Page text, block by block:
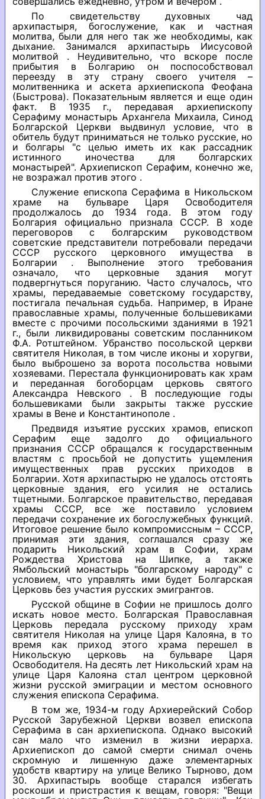
По свидетельству духовных чад
архипастыря, богослужение, как и частная
молитва, были для него так же необходимы, как
дыхание. Занимался архипастырь Иисусовой
молитвой . Неудивительно, что вскоре после
прибытия в Болгарию он поспособствовал
переезду в эту страну своего учителя –
молитвенника и аскета архиепископа Феофана
(Быстрова). Показательным является и еще один
факт. В 1935 г., передавая архиепископу
Серафиму монастырь Архангела Михаила, Синод
Болгарской Церкви выдвинул условие, что в
обитель будут приниматься не только русские, но
и болгары "с целью иметь их как рассадник
истинного иночества для болгарских
монастырей". Архиепископ Серафим, конечно же,
не возражал против этого .
Служение епископа Серафима в Никольском
храме на бульваре Царя Освободителя
продолжалось до 1934 года. В этом году
Болгария официально признала СССР. В ходе
переговоров с болгарским руководством
советские представители потребовали передачи
СССР русского церковного имущества в
Болгарии . Выполнение этого требования
означало, что церковные здания могут
подвергнуться поруганию. Часто случалось, что
храмы, передаваемые советскому государству,
постигала печальная судьба. Например, в Иране
православные храмы, полученные большевиками
вместе с прочими посольскими зданиями в 1921
г., были ликвидированы советским посланником
Ф.А. Ротштейном. Убранство посольской церкви
святителя Николая, в том числе иконы и хоругви,
было выброшено за ворота посольства новыми
хозяевами. Перестала функционировать как храм
и переданная богоборцам церковь святого
Александра Невского . В последующие годы
большевиками были закрыты также русские
храмы в Вене и Константинополе .
Предвидя изъятие русских храмов, епископ
Серафим еще задолго до официального
признания СССР обращался к государственным
властям с просьбой не допустить ущемления
имущественных прав русских приходов в
Болгарии. Хотя архипастырю не удалось отстоять
церковные здания, его усилия не остались
тщетными. Болгарское правительство, передавая
храмы СССР, все же поставило условием
передачи сохранение их богослужебных функций.
Итоговое решение было компромиссным – СССР,
принимая эти здания, соглашался сразу же
подарить Никольский храм в Софии, храм
Рождества Христова на Шипке, а также
Ямбольский монастырь "болгарскому народу" с
условием, что управлять ими будет Болгарская
Церковь без участия русских эмигрантов.
Русской общине в Софии не пришлось долго
искать новое место. Болгарская Православная
Церковь передала русскому приходу храм
святителя Николая на улице Царя Калояна, в то
время как приход этого храма перешел в
Никольскую церковь на бульваре Царя
Освободителя. На десять лет Никольский храм на
улице Царя Калояна стал центром церковной
жизни русской эмиграции и местом основного
служения епископа Серафима.
В том же, 1934-м году Архиерейский Собор
Русской Зарубежной Церкви возвел епископа
Серафима в сан архиепископа. Однако высокий
сан мало что изменил в жизни иерарха.
Архиепископ до самой смерти снимал очень
скромную и лишенную даже элементарных
удобств квартиру на улице Велико Тырново, дом
30. Архипастырь вообще старался избегать
роскоши и пристрастия к вещам, говоря: "Вещи